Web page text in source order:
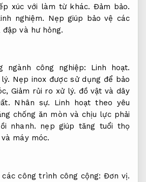
xúc với làm từ khác. Đảm bảo.
nghiệm. Nẹp giúp bảo vệ các
và hư hỏng.
ngành công nghiệp: Linh hoạt.
Nẹp inox được sử dụng để bảo
Giảm rủi ro xử lý. đồ vật và dây
Nhân sự.
Linh hoạt theo yêu
chống ăn mòn và chịu lực phải
nhanh. nẹp giúp tăng tuổi thọ
máy móc.
công trình công cộng: Đơn vị.